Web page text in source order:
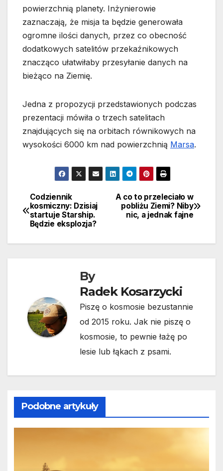
powierzchnią planety. Inżynierowie
zaznaczają, że misja ta będzie generowała
ogromne ilości danych, przez co obecność
dodatkowych satelitów przekaźnikowych
znacząco ułatwiłaby przesyłanie danych na
bieżąco na Ziemię.
Jedna z propozycji przedstawionych podczas
prezentacji mówiła o trzech satelitach
znajdujących się na orbitach równikowych na
wysokości 6000 km nad powierzchnią Marsa.
Nawigacja
wpisu
A co to przeleciało w
pobliżu Ziemi? Niby
nic, a jednak fajne
Codziennik
kosmiczny: Dzisiaj
startuje Starship.
Będzie eksplozja?
By
Radek Kosarzycki
Piszę o kosmosie bezustannie
od 2015 roku. Jak nie piszę o
kosmosie, to pewnie łażę po
lesie lub łąkach z psami.
Podobne artykuły